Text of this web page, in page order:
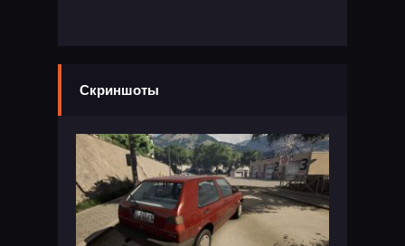
Скриншоты